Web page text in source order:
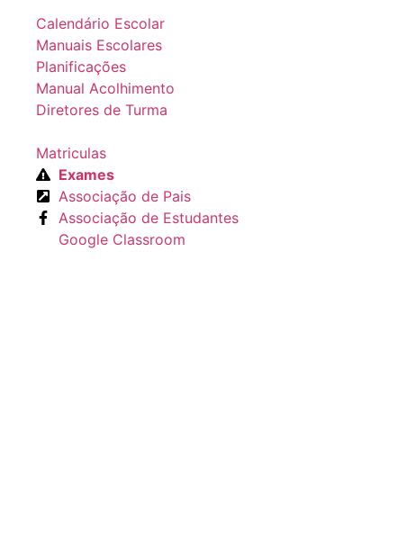
Calendário Escolar
Manuais Escolares
Planificações
Manual Acolhimento
Diretores de Turma
Matriculas
Exames
Associação de Pais
Associação de Estudantes
Google Classroom